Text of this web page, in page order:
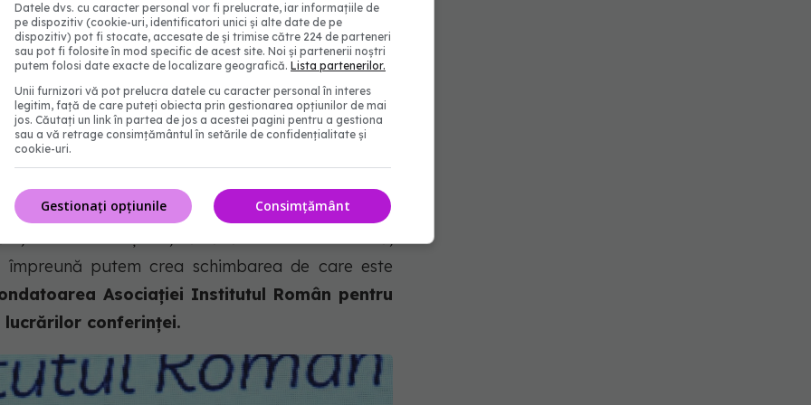
de oameni, mai centrate pe nevoile reale ale
va aduce specialiști acolo unde accesul e
precoce și mai ales pe educație – pentru
din timp. Doar împreună putem crea
pas important. Vă invit, ca şi de-acum încolo, să
cu fiecare acțiune, că sănătatea nu are vârstă,
putem crea schimbarea de care este
Asociației Institutul Român pentru
conferinței.
Datele dvs. cu caracter personal vor fi prelucrate, iar informațiile de
pe dispozitiv (cookie-uri, identificatori unici și alte date de pe
dispozitiv) pot fi stocate, accesate de și trimise către 224 de parteneri
sau pot fi folosite în mod specific de acest site. Noi și partenerii noștri
putem folosi date exacte de localizare geografică. Lista partenerilor.
Unii furnizori vă pot prelucra datele cu caracter personal în interes
legitim, față de care puteți obiecta prin gestionarea opțiunilor de mai
jos. Căutați un link în partea de jos a acestei pagini pentru a gestiona
sau a vă retrage consimțământul în setările de confidențialitate și
cookie-uri.
Consimțământ
Gestionați opțiunile